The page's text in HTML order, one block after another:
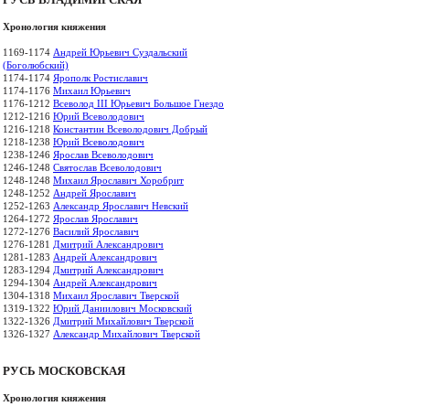
Хронология княжения
1169-1174 Андрей Юрьевич Суздальский
(Боголюбский)
1174-1174 Ярополк Ростиславич
1174-1176 Михаил Юрьевич
1176-1212 Всеволод III Юрьевич Большое Гнездо
1212-1216 Юрий Всеволодович
1216-1218 Константин Всеволодович Добрый
1218-1238 Юрий Всеволодович
1238-1246 Ярослав Всеволодович
1246-1248 Святослав Всеволодович
1248-1248 Михаил Ярославич Хоробрит
1248-1252 Андрей Ярославич
1252-1263 Александр Ярославич Невский
1264-1272 Ярослав Ярославич
1272-1276 Василий Ярославич
1276-1281 Дмитрий Александрович
1281-1283 Андрей Александрович
1283-1294 Дмитрий Александрович
1294-1304 Андрей Александрович
1304-1318 Михаил Ярославич Тверской
1319-1322 Юрий Даниилович Московский
1322-1326 Дмитрий Михайлович Тверской
1326-1327 Александр Михайлович Тверской
РУСЬ МОСКОВСКАЯ
Хронология княжения